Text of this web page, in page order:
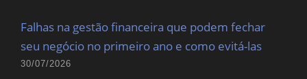
Falhas na gestão financeira que podem fechar
seu negócio no primeiro ano e como evitá-las
30/07/2026